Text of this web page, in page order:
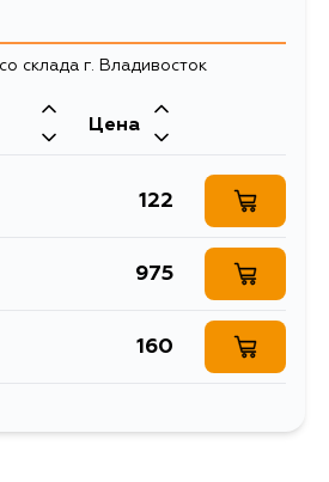
0.007
Лампа 24V R5W 5W 1
шт. картон
склада г. Владивосток
Цена
122
975
160